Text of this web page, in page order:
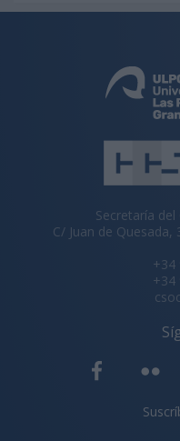
Secretaría del
C/ Juan de Quesada,
+34
+34